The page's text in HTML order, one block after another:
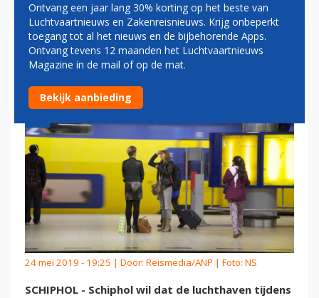
SCHIPHOL DREIGT MET
GEDING OM OV-STAKING
24 mei 2019 - 19:25 | Door: Reismedia/ANP | Foto: NS
SCHIPHOL - Schiphol wil dat de luchthaven tijdens
Ontvang een jaar lang 30% korting op het beste van
Luchtvaartnieuws en Zakenreisnieuws. Krijg onbeperkt
toegang tot al het nieuws en de bijbehorende Apps.
Ontvang tevens 12 maanden het Luchtvaartnieuws
Magazine in de mail of op de mat.
Bekijk aanbieding